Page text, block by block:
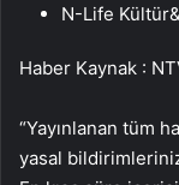
N-Life
Haber Kaynak :
“Yayınlanan tüm
yasal